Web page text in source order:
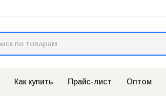
Как купить Прайс-лист Оптом